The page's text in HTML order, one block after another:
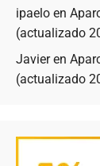
ipaelo en
(actualizado
Javieren
(actualizado